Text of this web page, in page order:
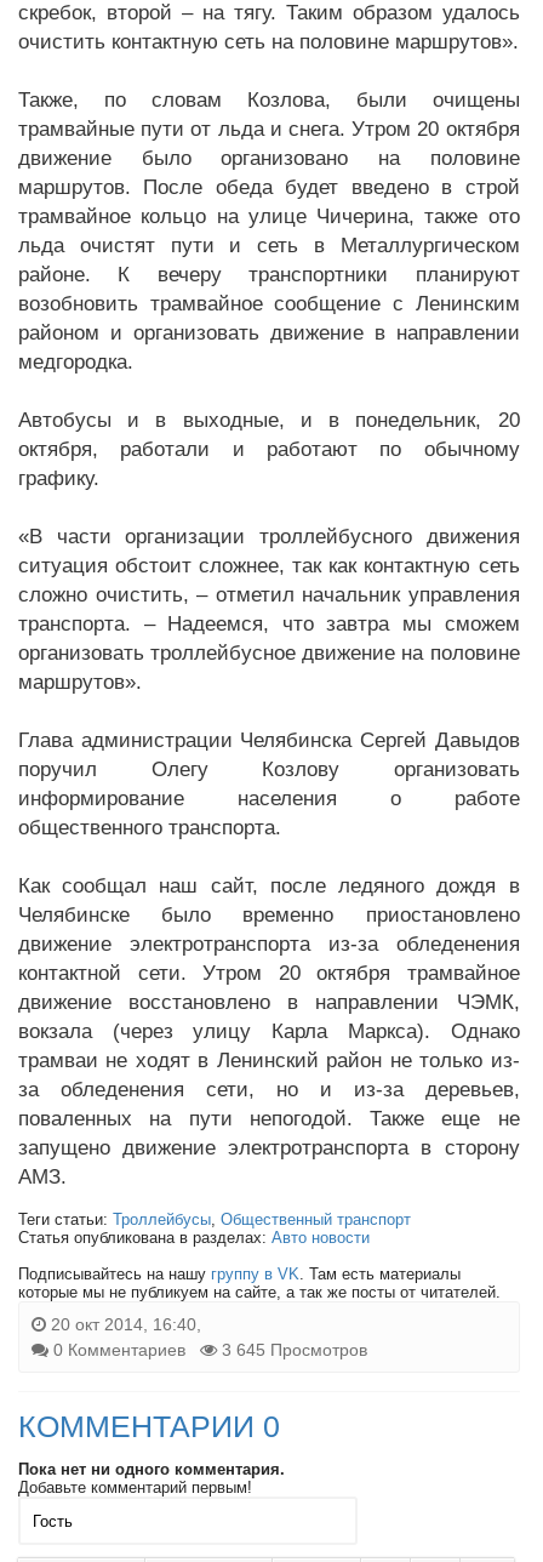
скребок, второй – на тягу. Таким образом удалось
очистить контактную сеть на половине маршрутов».
Также, по словам Козлова, были очищены
трамвайные пути от льда и снега. Утром 20 октября
движение было организовано на половине
маршрутов. После обеда будет введено в строй
трамвайное кольцо на улице Чичерина, также ото
льда очистят пути и сеть в Металлургическом
районе. К вечеру транспортники планируют
возобновить трамвайное сообщение с Ленинским
районом и организовать движение в направлении
медгородка.
Автобусы и в выходные, и в понедельник, 20
октября, работали и работают по обычному
графику.
«В части организации троллейбусного движения
ситуация обстоит сложнее, так как контактную сеть
сложно очистить, – отметил начальник управления
транспорта. – Надеемся, что завтра мы сможем
организовать троллейбусное движение на половине
маршрутов».
Глава администрации Челябинска Сергей Давыдов
поручил Олегу Козлову организовать
информирование населения о работе
общественного транспорта.
Как сообщал наш сайт, после ледяного дождя в
Челябинске было временно приостановлено
движение электротранспорта из-за обледенения
контактной сети. Утром 20 октября трамвайное
движение восстановлено в направлении ЧЭМК,
вокзала (через улицу Карла Маркса). Однако
трамваи не ходят в Ленинский район не только из-
за обледенения сети, но и из-за деревьев,
поваленных на пути непогодой. Также еще не
запущено движение электротранспорта в сторону
АМЗ.
Теги статьи: Троллейбусы, Общественный транспорт
Статья опубликована в разделах: Авто новости
Подписывайтесь на нашу группу в VK. Там есть материалы
которые мы не публикуем на сайте, а так же посты от читателей.
20 окт 2014, 16:40,
0 Комментариев
3 645 Просмотров
КОММЕНТАРИИ 0
Пока нет ни одного комментария.
Добавьте комментарий первым!